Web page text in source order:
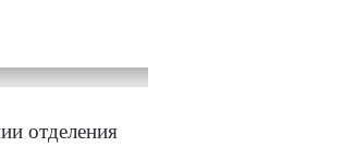
отделения